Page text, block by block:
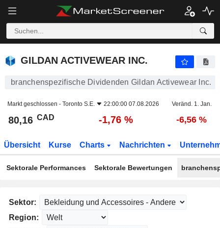
GILDAN ACTIVEWEAR INC.
GILDAN ACTIVEWEAR INC.
branchenspezifische Dividenden Gildan Activewear Inc.
Markt geschlossen - Toronto S.E. 22:00:00 07.08.2026 Veränd. 1. Jan.
80,16 CAD -1,76 % -6,56 %
Übersicht Kurse Charts Nachrichten
Sektorale Performances Sektorale Bewertungen
Sektor:
Region: